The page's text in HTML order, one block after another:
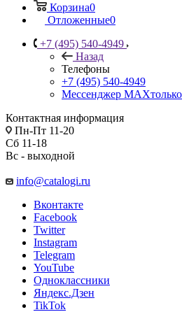
Корзина0
Отложенные0
+7 (495) 540-4949
Назад
Телефоны
+7 (495) 540-4949
Мессенджер МАХ
Контактная информация
Пн-Пт 11-20
Сб 11-18
Вс - выходной
info@catalogi.ru
Вконтакте
Facebook
Twitter
Instagram
Telegram
YouTube
Одноклассники
Яндекс.Дзен
TikTok